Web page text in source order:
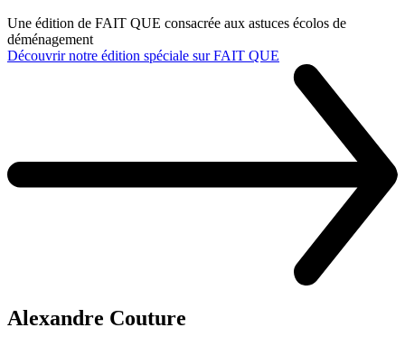
Une édition de FAIT QUE consacrée aux astuces écolos de
déménagement
Découvrir notre édition spéciale sur FAIT QUE
Alexandre Couture